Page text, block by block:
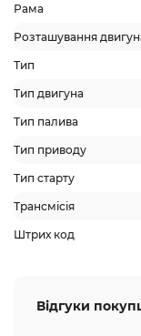
Рама
Розташування
Тип
Тип двигуна
Тип палива
Тип приводу
Тип старту
Трансмісія
Штрих код
Відгуки